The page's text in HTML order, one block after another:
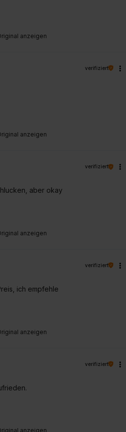
anzeigen
anzeigen
verifiziert
anzeigen
verifiziert
aber okay
anzeigen
verifiziert
ich empfehle
anzeigen
verifiziert